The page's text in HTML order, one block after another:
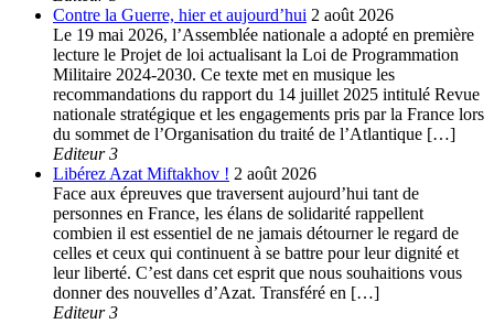
Contre la Guerre, hier et aujourd’hui 2 août 2026
Le 19 mai 2026, l’Assemblée nationale a adopté en première
lecture le Projet de loi actualisant la Loi de Programmation
Militaire 2024-2030. Ce texte met en musique les
recommandations du rapport du 14 juillet 2025 intitulé Revue
nationale stratégique et les engagements pris par la France lors
du sommet de l’Organisation du traité de l’Atlantique […]
Editeur 3
Libérez Azat Miftakhov ! 2 août 2026
Face aux épreuves que traversent aujourd’hui tant de
personnes en France, les élans de solidarité rappellent
combien il est essentiel de ne jamais détourner le regard de
celles et ceux qui continuent à se battre pour leur dignité et
leur liberté. C’est dans cet esprit que nous souhaitions vous
donner des nouvelles d’Azat. Transféré en […]
Editeur 3